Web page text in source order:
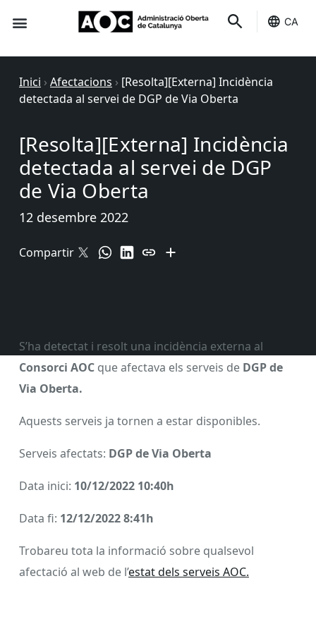
CA
Inici › Afectacions › [Resolta][Externa] Incidència
detectada al servei de DGP de Via Oberta
[Resolta][Externa] Incidència
detectada al servei de DGP
de Via Oberta
12 desembre 2022
Compartir
S’ha detectat i resolt una incidència externa al
Consorci AOC que afectava els serveis de DGP de
Via Oberta.
Aquests serveis ja tornen a estar disponibles.
Serveis afectats: DGP de Via Oberta
Data inici: 10/12/2022 10:40h
Data fi: 12/12/2022 8:41h
Trobareu tota la informació sobre qualsevol
afectació al web de l’estat dels serveis AOC.